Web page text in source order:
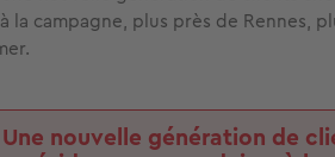
la campagne, plus près de Rennes,
nouvelle génération de